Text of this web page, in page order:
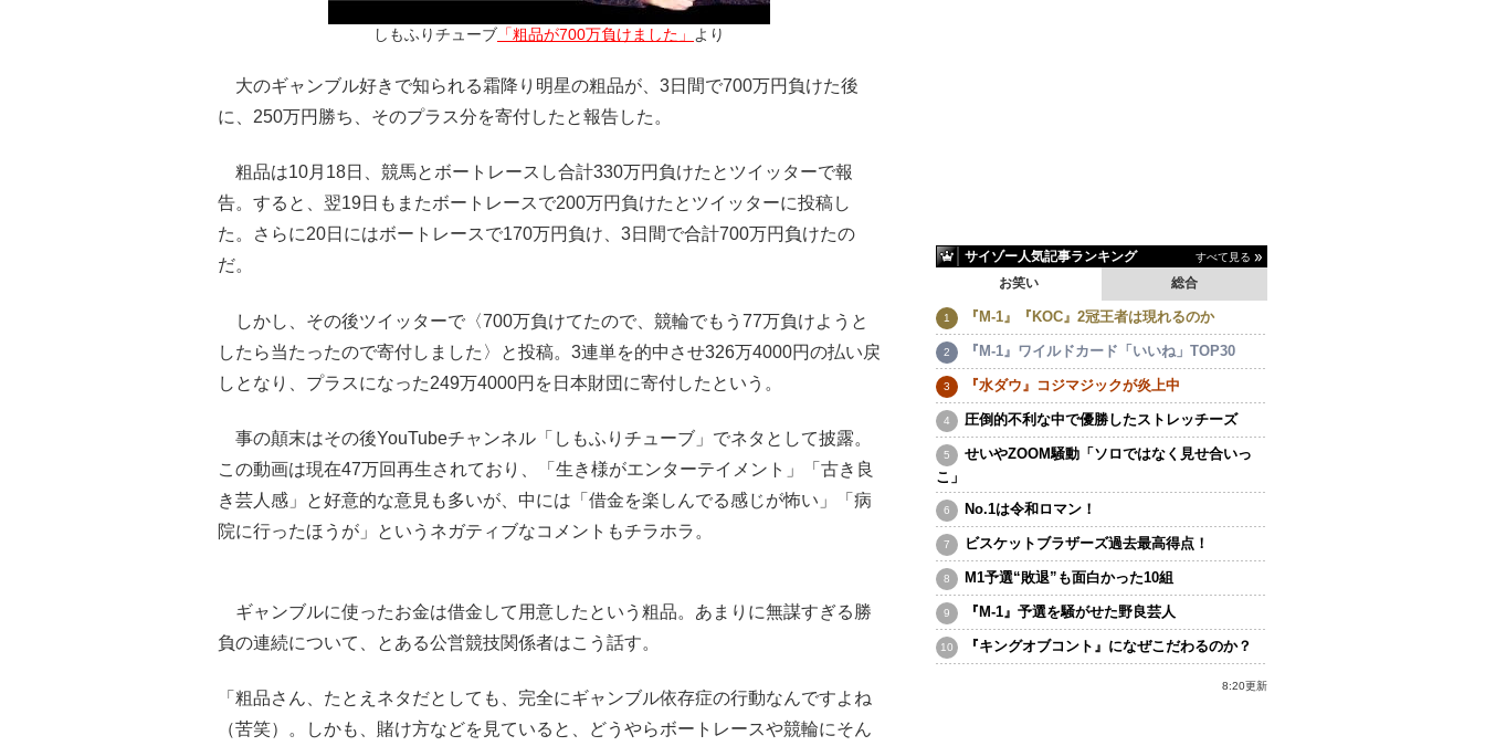
しもふりチューブ 「粗品が700万負けました」 より
大のギャンブル好きで知られる霜降り明星の粗品が、3日間で700万円負けた後
に、250万円勝ち、そのプラス分を寄付したと報告した。
粗品は10月18日、競馬とボートレースし合計330万円負けたとツイッターで報
告。すると、翌19日もまたボートレースで200万円負けたとツイッターに投稿し
た。さらに20日にはボートレースで170万円負け、3日間で合計700万円負けたの
だ。
しかし、その後ツイッターで〈700万負けてたので、競輪でもう77万負けようと
したら当たったので寄付しました〉と投稿。3連単を的中させ326万4000円の払い戻
しとなり、プラスになった249万4000円を日本財団に寄付したという。
事の顛末はその後YouTubeチャンネル「しもふりチューブ」でネタとして披露。
この動画は現在47万回再生されており、「生き様がエンターテイメント」「古き良
き芸人感」と好意的な意見も多いが、中には「借金を楽しんでる感じが怖い」「病
院に行ったほうが」というネガティブなコメントもチラホラ。
ギャンブルに使ったお金は借金して用意したという粗品。あまりに無謀すぎる勝
負の連続について、とある公営競技関係者はこう話す。
「粗品さん、たとえネタだとしても、完全にギャンブル依存症の行動なんですよね
（苦笑）。しかも、賭け方などを見ていると、どうやらボートレースや競輪にそん
サイゾー人気記事ランキング すべて見る
お笑い 総合
『M-1』『KOC』2冠王者は現れるのか
『M-1』ワイルドカード「いいね」TOP30
『水ダウ』コジマジックが炎上中
圧倒的不利な中で優勝したストレッチーズ
せいやZOOM騒動「ソロではなく見せ合いっ
こ」
No.1は令和ロマン！
ビスケットブラザーズ過去最高得点！
M1予選“敗退”も面白かった10組
『M-1』予選を騒がせた野良芸人
『キングオブコント』になぜこだわるのか？
8:20更新